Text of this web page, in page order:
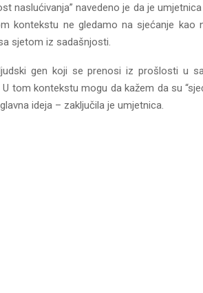
naslućivanja” navedeno je da je
kontekstu ne gledamo na sjećanje
sjetom iz sadašnjosti.
gen koji se prenosi iz prošlosti u
tom kontekstu mogu da kažem da su
ideja – zaključila je umjetnica.